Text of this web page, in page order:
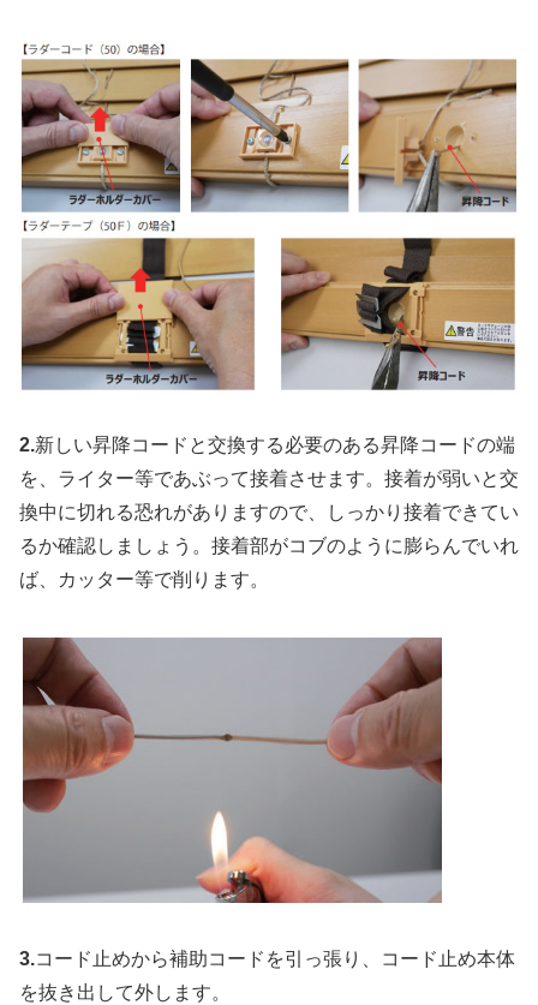
2.新しい昇降コードと交換する必要のある昇降コードの端
を、ライター等であぶって接着させます。接着が弱いと交
換中に切れる恐れがありますので、しっかり接着できてい
るか確認しましょう。接着部がコブのように膨らんでいれ
ば、カッター等で削ります。
3.コード止めから補助コードを引っ張り、コード止め本体
を抜き出して外します。